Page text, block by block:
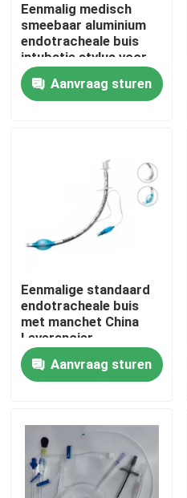
Thuis
Producten
Fabriekstocht
Kwaliteitscontrole
Neem contact met ons op
Medisch Zuurstofmasker
Venturi-zuurstofmasker
Eenmalig medisch
smeebaar aluminium
endotracheale buis
intubatie stylus voor
stylus intubatie
Aanvraag sturen
Eenmalige standaard
endotracheale buis
met manchet China
Leverancier
CHENKANG medische
producten
Aanvraag sturen